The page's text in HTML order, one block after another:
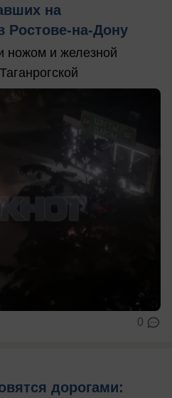
на
Ростове-на-Дону
ножом и железной
0
дорогами: